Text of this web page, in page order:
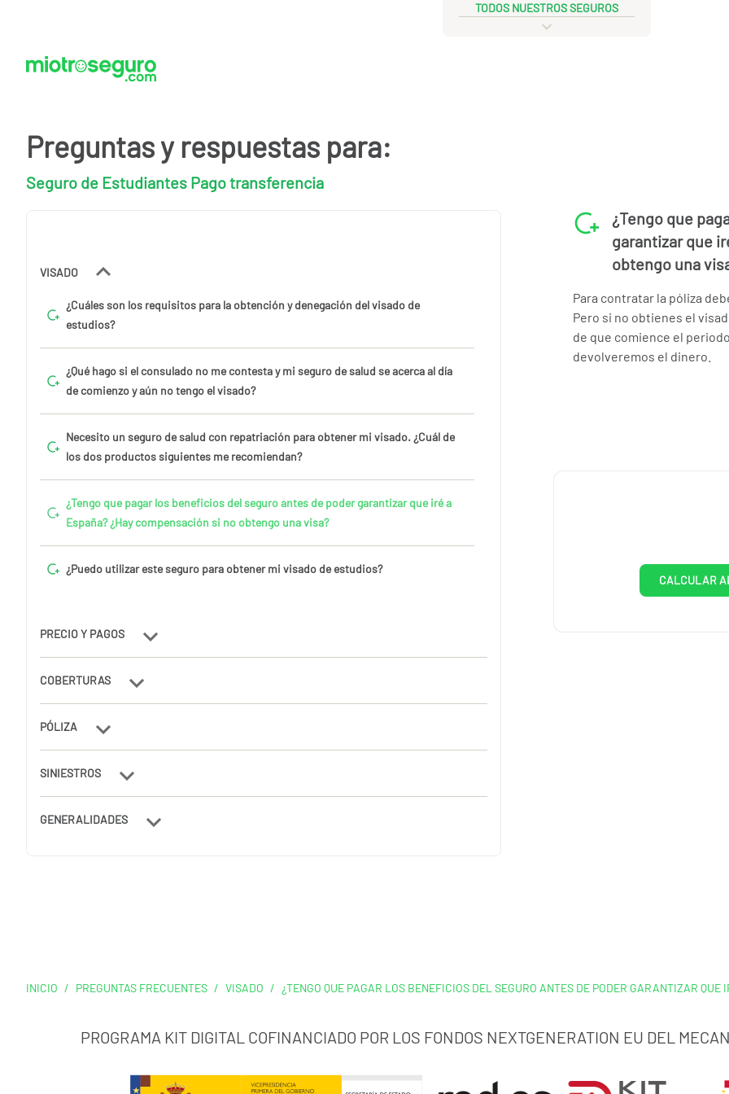
TODOS NUESTROS SEGUROS
Preguntas y respuestas para:
Seguro de Estudiantes Pago transferencia
VISADO
¿Cuáles son los requisitos para la obtención y denegación del visado de
estudios?
¿Qué hago si el consulado no me contesta y mi seguro de salud se acerca al día
de comienzo y aún no tengo el visado?
Necesito un seguro de salud con repatriación para obtener mi visado. ¿Cuál de
los dos productos siguientes me recomiendan?
¿Tengo que pagar los beneficios del seguro antes de poder garantizar que iré a
España? ¿Hay compensación si no obtengo una visa?
¿Puedo utilizar este seguro para obtener mi visado de estudios?
PRECIO Y PAGOS
COBERTURAS
PÓLIZA
SINIESTROS
GENERALIDADES
¿Tengo que
garantizar que
obtengo una
Para contratar la póliza
Pero si no obtienes el
de que comience el
devolveremos el dinero.
CALCULAR
INICIO / PREGUNTAS FRECUENTES / VISADO / ¿TENGO QUE PAGAR LOS BENEFICIOS DEL SEGURO ANTES DE PODER GARANTIZAR
PROGRAMA KIT DIGITAL COFINANCIADO POR LOS FONDOS NEXTGENERATION EU DEL